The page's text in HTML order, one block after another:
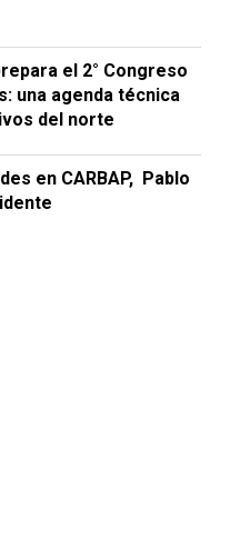
el 2° Congreso
una agenda técnica
del norte
en CARBAP, Pablo